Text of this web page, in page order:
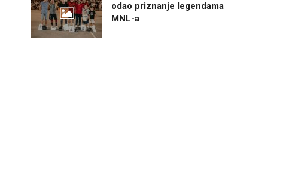
odao priznanje legendama
MNL-a